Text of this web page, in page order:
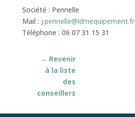
Société : Pennelle
Mail : j.pennelle@ldmequipement.fr
Téléphone : 06 07 31 15 31
→ Revenir
à la liste
des
conseillers